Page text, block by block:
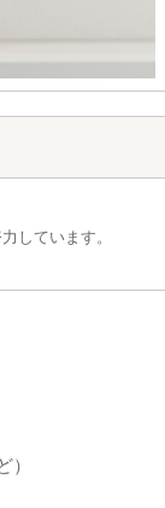
しています。
）